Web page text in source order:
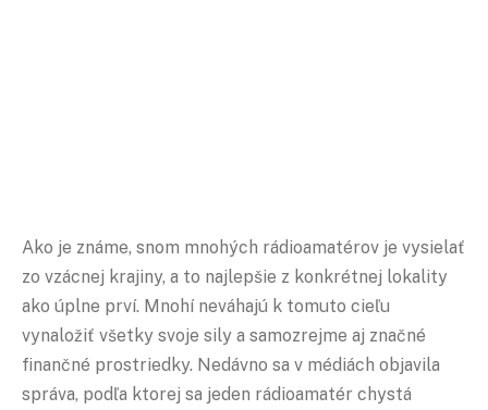
Ako je známe, snom mnohých rádioamatérov je vysielať
zo vzácnej krajiny, a to najlepšie z konkrétnej lokality
ako úplne prví. Mnohí neváhajú k tomuto cieľu
vynaložiť všetky svoje sily a samozrejme aj značné
finančné prostriedky. Nedávno sa v médiách objavila
správa, podľa ktorej sa jeden rádioamatér chystá